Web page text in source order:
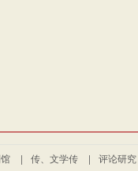
| 传、文学传 | 评论研究